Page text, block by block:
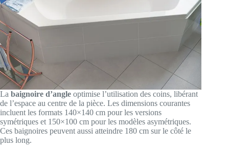
La baignoire d’angle optimise l’utilisation des coins, libérant
de l’espace au centre de la pièce. Les dimensions courantes
incluent les formats 140×140 cm pour les versions
symétriques et 150×100 cm pour les modèles asymétriques.
Ces baignoires peuvent aussi atteindre 180 cm sur le côté le
plus long.